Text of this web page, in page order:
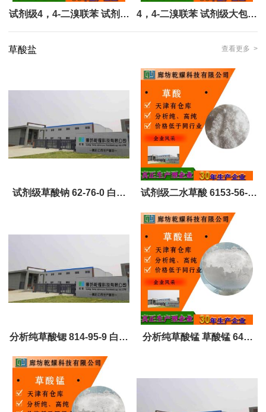
试剂级4，4-二溴联苯 试剂级 4，4-二溴联苯 试剂级大包装
草酸盐
查看更多 >
试剂级草酸钠 62-76-0 白色 试剂级二水草酸 6153-56-6
无色单斜片状或凌柱体结晶
或白色粉末
分析纯草酸锶 814-95-9 白色
粉末 全国可售
分析纯草酸锰 草酸锰 640-